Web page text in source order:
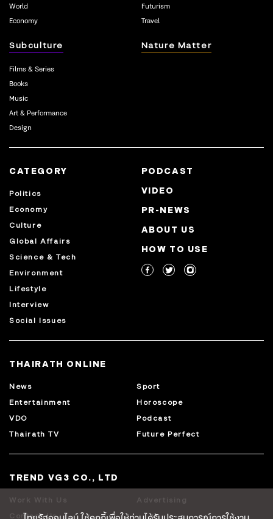
World
Economy
Futurism
Travel
Subculture
Films & Series
Books
Music
Art & Performance
Design
Nature Matter
CATEGORY
Politics
Economy
Culture
Global Affairs
Science & Tech
Environment
Lifestyle
Interview
Social Issues
PODCAST
VIDEO
PR-NEWS
ABOUT US
HOW TO USE
THAIRATH ONLINE
News
Sport
Entertainment
Horoscope
VDO
Podcast
Thairath TV
Future Perfect
TREND VG3 CO., LTD
Work With Us
Advertising
Contact Us